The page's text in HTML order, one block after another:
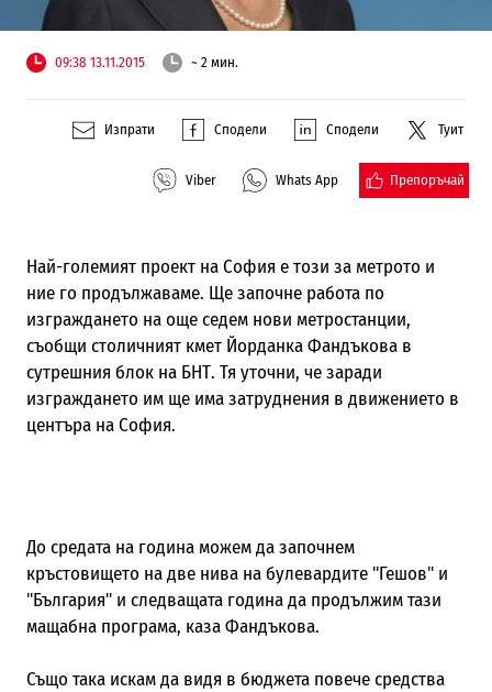
09:38 13.11.2015 ~ 2 мин.
Изпрати Сподели Сподели Туит
Viber Whats App Препоръчай
Най-големият проект на София е този за метрото и
ние го продължаваме. Ще започне работа по
изграждането на още седем нови метростанции,
съобщи столичният кмет Йорданка Фандъкова в
сутрешния блок на БНТ. Тя уточни, че заради
изграждането им ще има затруднения в движението в
центъра на София.
До средата на година можем да започнем
кръстовището на две нива на булевардите "Гешов" и
"България" и следващата година да продължим тази
мащабна програма, каза Фандъкова.
Също така искам да видя в бюджета повече средства